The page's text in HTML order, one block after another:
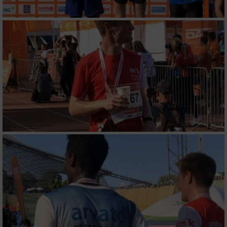
von Werbeanzeigen
Erstellung von Profilen für personalisierte
Werbung
Verwendung von Profilen zur Auswahl
personalisierter Werbung
Erstellung von Profilen zur Personalisierung
von Inhalten
Verwendung von Profilen zur Auswahl
personalisierter Inhalte
Messung der Werbeleistung
Messung der Performance von Inhalten
Analyse von Zielgruppen durch Statistiken
oder Kombinationen von Daten aus